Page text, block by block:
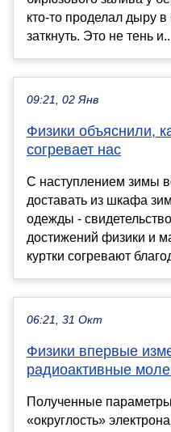
кто-то проделал дыру
заткнуть. Это не тень
09:21, 02 Янв
Физики объяснили,
согревает нас
С наступлением зимы
доставать из шкафа
одежды -
достижений физики и
куртки согревают
06:21, 31 Окт
Физики впервые
радиоактивные
Полученные
«округлость»